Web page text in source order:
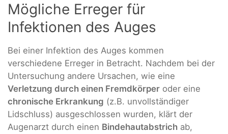
Mögliche Erreger für
Infektionen des Auges
Bei einer Infektion des Auges kommen
verschiedene Erreger in Betracht. Nachdem bei der
Untersuchung andere Ursachen, wie eine
Verletzung durch einen Fremdkörper oder eine
chronische Erkrankung (z.B. unvollständiger
Lidschluss) ausgeschlossen wurden, klärt der
Augenarzt durch einen Bindehautabstrich ab,